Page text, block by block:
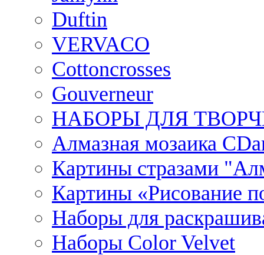
Duftin
VERVACO
Cottoncrosses
Gouverneur
НАБОРЫ ДЛЯ
Алмазная мозаика
Картины стразами
Картины «Рисование
Наборы для
Наборы Сolor Velvet